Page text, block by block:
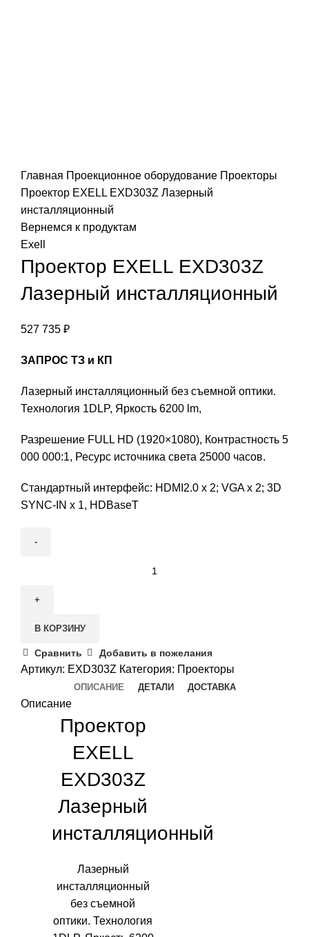
Главная Проекционное оборудование Проекторы
Проектор EXELL EXD303Z Лазерный
инсталляционный
Вернемся к продуктам
Exell
Проектор EXELL EXD303Z
Лазерный инсталляционный
527 735 ₽
ЗАПРОС ТЗ и КП
Лазерный инсталляционный без съемной оптики.
Технология 1DLP, Яркость 6200 lm,
Разрешение FULL HD (1920×1080), Контрастность 5
000 000:1, Ресурс источника света 25000 часов.
Стандартный интерфейс: HDMI2.0 x 2; VGA x 2; 3D
SYNC-IN x 1, HDBaseT
В КОРЗИНУ
Сравнить Добавить в пожелания
Артикул: EXD303Z Категория: Проекторы
ОПИСАНИЕ ДЕТАЛИ ДОСТАВКА
Описание
Проектор
EXELL
EXD303Z
Лазерный
инсталляционный
Лазерный
инсталляционный
без съемной
оптики. Технология